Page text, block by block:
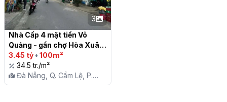
3
Nhà Cấp 4 mặt tiền Võ
Quảng - gần chợ Hòa Xuân
- 3 tỷ 450
3.45 tỷ • 100m²
34.5 tr./m²
Đà Nẵng, Q. Cẩm Lệ, P.
Hòa Xuân